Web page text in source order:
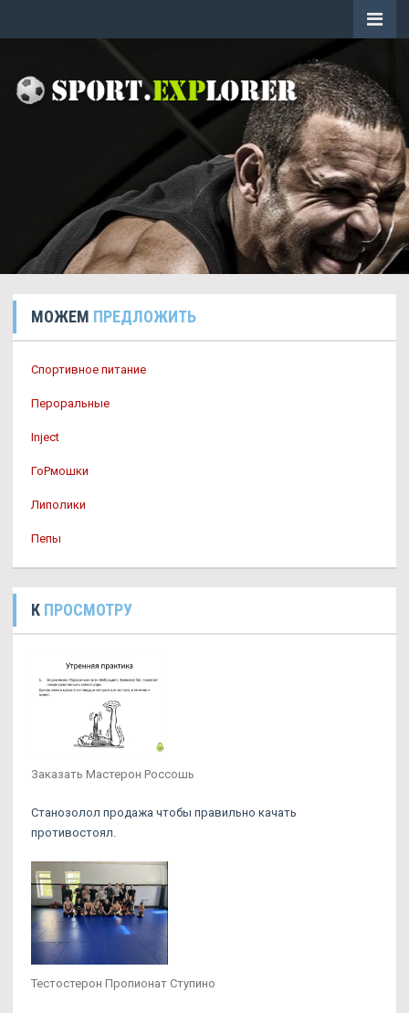
МОЖЕМ ПРЕДЛОЖИТЬ
Спортивное питание
Пероральные
Inject
ГоРмошки
Липолики
Пепы
К ПРОСМОТРУ
Заказать Мастерон Россошь
Станозолол продажа чтобы правильно качать
противостоял.
Тестостерон Пропионат Ступино